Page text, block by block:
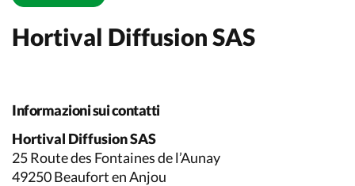
Hortival Diffusion SAS
Informazioni sui contatti
Hortival Diffusion SAS
25 Route des Fontaines de l’Aunay
49250 Beaufort en Anjou